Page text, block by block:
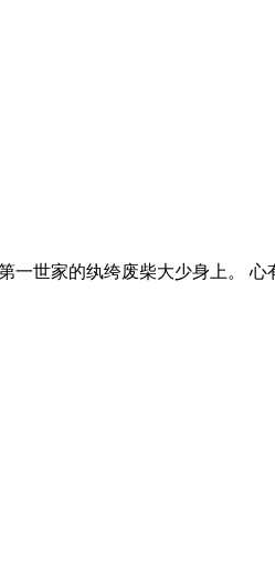
世家的纨绔废柴大少身上。